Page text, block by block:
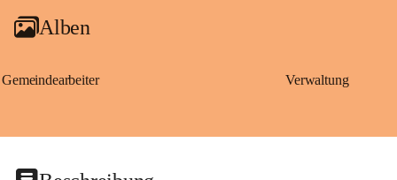
Alben
Gemeindearbeiter Verwaltung